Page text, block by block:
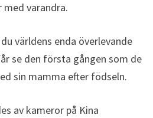
varandra.
världens enda överlevande
se den första gången som de
sin mamma efter födseln.
av kameror på Kina